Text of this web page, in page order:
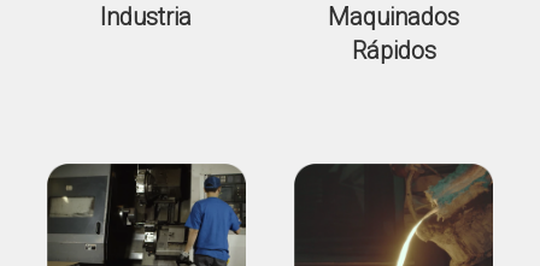
Industria
Maquinados
Rápidos